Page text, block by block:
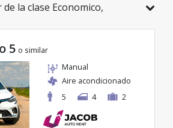
la clase Economico,
con tarifas
solo 26€/día.
5 o similar
Manual
Aire acondicionado
5
4 2